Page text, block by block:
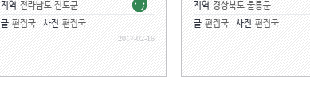
지역 전라남도 진도군
글 편집국 사진 편집국
2017-02-16
지역 경상북도 울릉군
글 편집국 사진 편집국